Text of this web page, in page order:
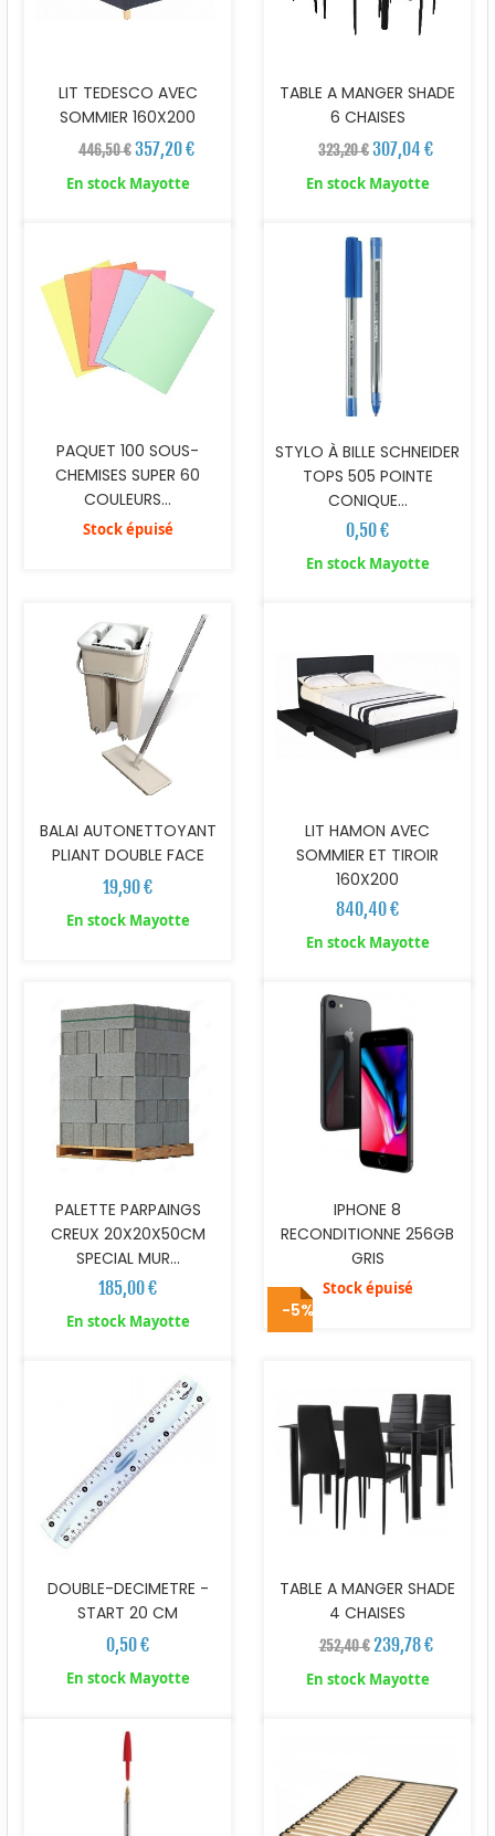
LIT TEDESCO AVEC
SOMMIER 160X200
446,50 € 357,20 €
En stock Mayotte
TABLE A MANGER SHADE
6 CHAISES
323,20 €307,04 €
En stock Mayotte
PAQUET 100 SOUS-
CHEMISES SUPER 60
COULEURS...
Stock épuisé
STYLO À BILLE SCHNEIDER
TOPS 505 POINTE
CONIQUE...
0,50 €
En stock Mayotte
BALAI AUTONETTOYANT
PLIANT DOUBLE FACE
19,90 €
En stock Mayotte
LIT HAMON AVEC
SOMMIER ET TIROIR
160X200
840,40 €
En stock Mayotte
PALETTE PARPAINGS
CREUX 20X20X50CM
SPECIAL MUR...
185,00 €
En stock Mayotte
IPHONE 8
RECONDITIONNE 256GB
GRIS
Stock épuisé
DOUBLE-DECIMETRE -
START 20 CM
0,50 €
En stock Mayotte
-5%
TABLE A MANGER SHADE
4 CHAISES
252,40 € 239,78 €
En stock Mayotte